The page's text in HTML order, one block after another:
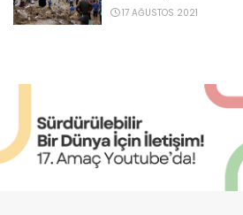
17 AĞUSTOS 2021